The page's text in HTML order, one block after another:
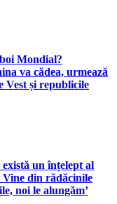
Mondial?
va cădea, urmează
Vest și republicile
un înțelept al
Vine din rădăcinile
noi le alungăm’